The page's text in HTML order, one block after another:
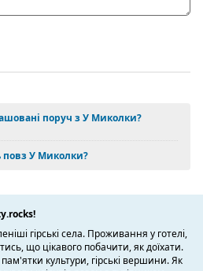
поруч з У Миколки?
повз У Миколки?
гірські села. Проживання у готелі,
що цікавого побачити, як доїхати.
культури, гірські вершини. Як